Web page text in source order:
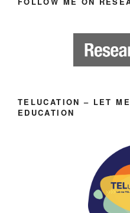
TELUCATION – LET
EDUCATION